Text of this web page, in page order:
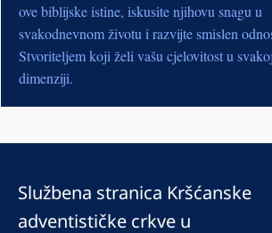
ove biblijske istine, iskusite njihovu snagu u
svakodnevnom životu i razvijte smislen
Stvoriteljem koji želi vašu cjelovitost u svakoj
dimenziji.
Službena stranica Kršćanske
adventističke crkve u